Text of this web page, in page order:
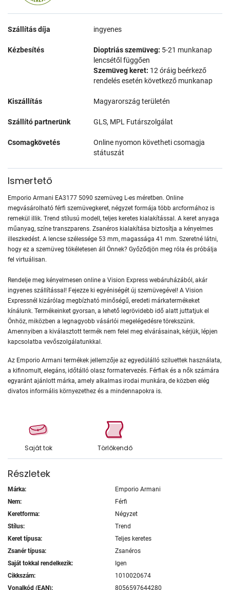
Szállítás díja ingyenes
Kézbesítés Dioptriás szemüveg: 5-21 munkanap
lencsétől függően
Szemüveg keret: 12 óráig beérkező
rendelés esetén következő munkanap
Kiszállítás Magyarország területén
Szállító partnerünk GLS, MPL Futárszolgálat
Csomagkövetés
Online nyomon követheti csomagja
státuszát
Ismertető
Emporio Armani EA3177 5090 szemüveg L-es méretben. Online
megvásárolható férfi szemüvegkeret, négyzet formája több arcformához is
remekül illik. Trend stílusú modell, teljes keretes kialakítással. A keret anyaga
műanyag, színe transzparens. Zsanéros kialakítása biztosítja a kényelmes
illeszkedést. A lencse szélessége 53 mm, magassága 41 mm. Szeretné látni,
hogy ez a szemüveg tökéletesen áll Önnek? Győződjön meg róla és próbálja
fel virtuálisan.
Rendelje meg kényelmesen online a Vision Express webáruházából, akár
ingyenes szállítással! Fejezze ki egyéniségét új szemüvegével! A Vision
Expressnél kizárólag megbízható minőségű, eredeti márkatermékeket
kínálunk. Termékeinket gyorsan, a lehető legrövidebb idő alatt juttatjuk el
Önhöz, miközben a legnagyobb vásárlói megelégedésre törekszünk.
Amennyiben a kiválasztott termék nem felel meg elvárásainak, kérjük, lépjen
kapcsolatba vevőszolgálatunkkal.
Az Emporio Armani termékek jellemzője az egyedülálló sziluettek használata,
a kifinomult, elegáns, időtálló olasz formatervezés. Férfiak és a nők számára
egyaránt ajánlott márka, amely alkalmas irodai munkára, de közben elég
divatos informális környezethez és a mindennapokra is.
Saját tok Törlőkendő
Részletek
Márka:
Emporio Armani
Nem:
Férfi
Keretforma:
Négyzet
Stílus:
Trend
Keret típusa:
Teljes keretes
Zsanér típusa:
Zsanéros
Saját tokkal rendelkezik:
Igen
Cikkszám:
1010020674
Vonalkód (EAN):
8056597644280